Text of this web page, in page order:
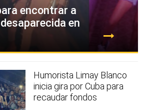
encontrar a
en
Humorista Limay Blanco
inicia gira por Cuba para
recaudar fondos